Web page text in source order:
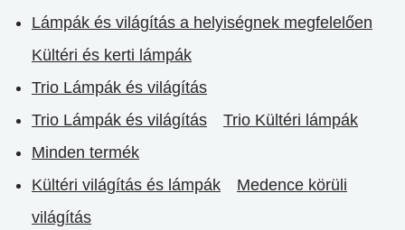
Lámpák és világítás a helyiségnek megfelelően
Kültéri és kerti lámpák
Trio Lámpák és világítás
Trio Lámpák és világítás
Trio Kültéri lámpák
Minden termék
Kültéri világítás és lámpák
Medence körüli
világítás